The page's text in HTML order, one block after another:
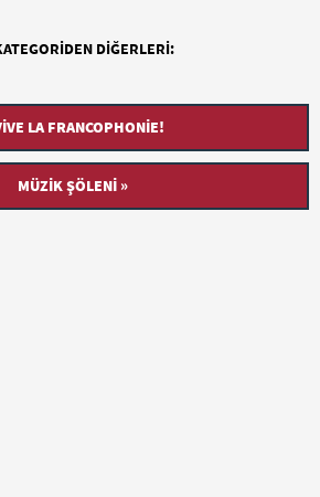
DIĞERLERI:
LA FRANCOPHONIE!
MÜZIK ŞÖLENI »